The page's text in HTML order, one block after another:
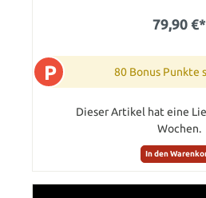
79,90 €*
P 80 Bonus Punkte
Dieser Artikel hat eine
Wochen.
In den